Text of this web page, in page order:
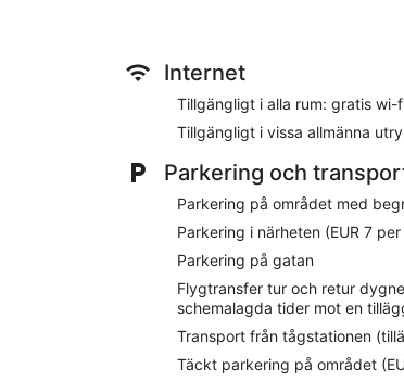
Restaurangalternativ
Gratis frukostbuffé serveras
och dricka gott under vistelsen.
Rum
Din 30-tumss tv har digitalkanaler,
bomullslakan och i badrummen finns
dessutom minibar, kaffebryggare och
På boendet
Hotel Astra Ferrara erbjuder gratis
finns det parkering för EUR 20 per
person tur och retur. Receptionen är
Internet
Tillgängligt i alla rum: gratis wi-
Tillgängligt i vissa allmänna
Parkering och
Parkering på området med
Parkering i närheten (EUR 7
Parkering på gatan
Flygtransfer tur och retur
schemalagda tider mot en
Transport från tågstationen
Täckt parkering på området